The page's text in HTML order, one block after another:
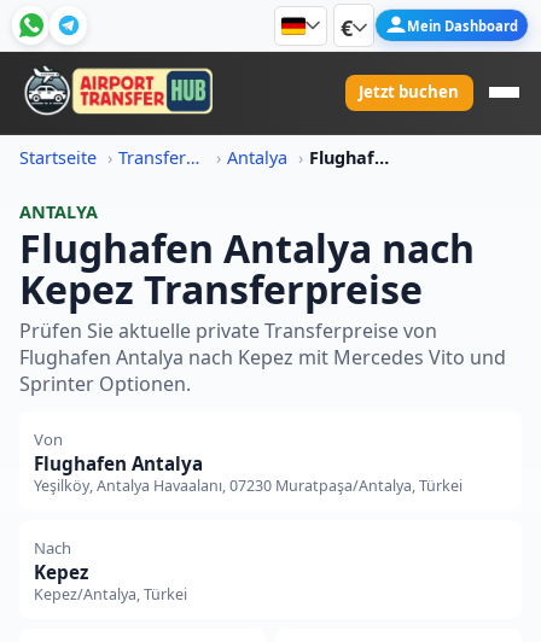
€ Mein Dashboard
Jetzt buchen
Startseite Transferpreis-Informationen Antalya Flughafen Antalya Nach Kepez Transferpreis
ANTALYA
Flughafen Antalya nach
Kepez Transferpreise
Prüfen Sie aktuelle private Transferpreise von
Flughafen Antalya nach Kepez mit Mercedes Vito und
Sprinter Optionen.
Von
Flughafen Antalya
Yeşilköy, Antalya Havaalanı, 07230 Muratpaşa/Antalya, Türkei
Nach
Kepez
Kepez/Antalya, Türkei